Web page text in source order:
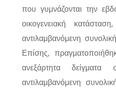
που γυμνάζονται την
οικογενειακή
αντιλαμβανόμενη
Επίσης,
ανεξάρτητα
αντιλαμβανόμενη